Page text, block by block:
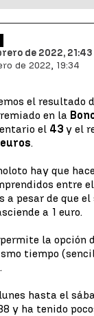
de 2022, 21:43
de 2022, 19:34
el resultado
en la
el 43y el
.
hay que
entre
a pesar de que
a 1 euro.
la opción
tiempo
hasta el
y ha tenido